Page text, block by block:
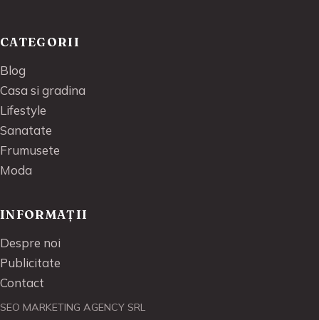
CATEGORII
Blog
Casa si gradina
Lifestyle
Sanatate
Frumusete
Moda
INFORMAȚII
Despre noi
Publicitate
Contact
SEO MARKETING AGENCY SRL